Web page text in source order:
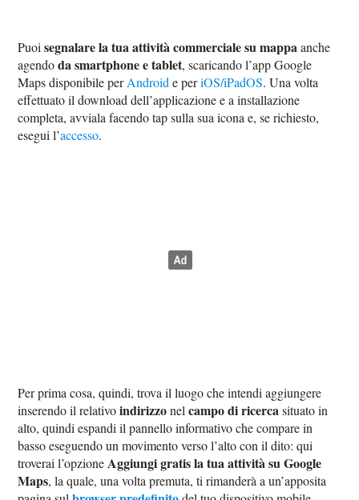
Puoisegnalare la tua attività commerciale su mappaanche
agendoda smartphone e tablet, scaricando l’app Google
Maps disponibile perAndroide periOS/iPadOS. Una volta
effettuato il download dell’applicazione e a installazione
completa, avviala facendo tap sulla sua icona e, se richiesto,
esegui l’accesso.
Per prima cosa, quindi, trova il luogo che intendi aggiungere
inserendo il relativoindirizzonelcampo di ricercasituato in
alto, quindi espandi il pannello informativo che compare in
basso eseguendo un movimento verso l’alto con il dito: qui
troverai l’opzioneAggiungi gratis la tua attività su Google
Maps, la quale, una volta premuta, ti rimanderà a un’apposita